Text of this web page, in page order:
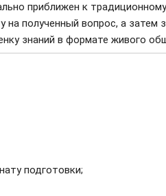
приближен к
на полученный вопрос, а
знаний в формате живого
подготовки;